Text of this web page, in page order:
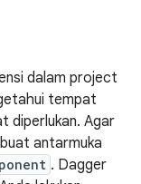
dalam project
tempat
diperlukan. Agar
antarmuka
. Dagger